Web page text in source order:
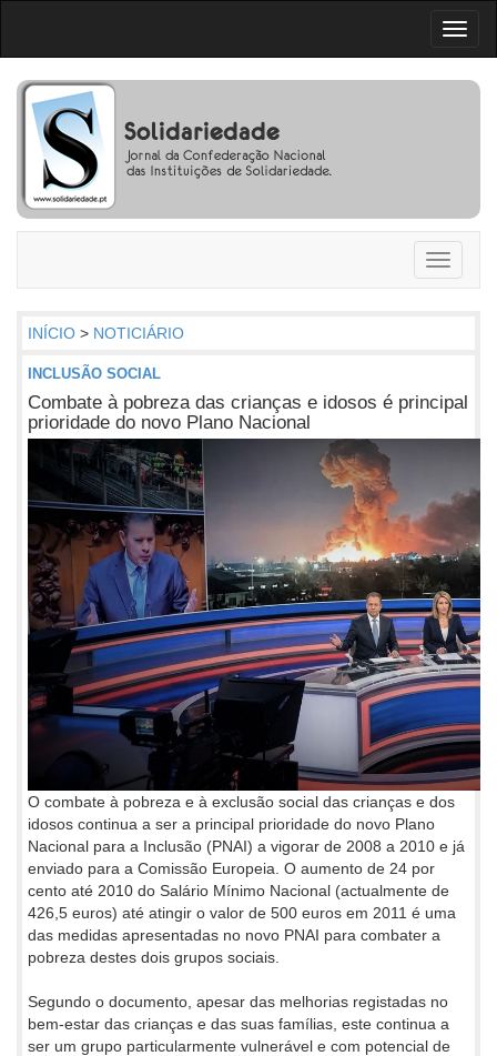
Toggle
INÍCIO > NOTICIÁRIO
INCLUSÃO SOCIAL
Combate à pobreza das crianças e idosos é principal
prioridade do novo Plano Nacional
O combate à pobreza e à exclusão social das crianças e dos
idosos continua a ser a principal prioridade do novo Plano
Nacional para a Inclusão (PNAI) a vigorar de 2008 a 2010 e já
enviado para a Comissão Europeia. O aumento de 24 por
cento até 2010 do Salário Mínimo Nacional (actualmente de
426,5 euros) até atingir o valor de 500 euros em 2011 é uma
das medidas apresentadas no novo PNAI para combater a
pobreza destes dois grupos sociais.
Segundo o documento, apesar das melhorias registadas no
bem-estar das crianças e das suas famílias, este continua a
ser um grupo particularmente vulnerável e com potencial de